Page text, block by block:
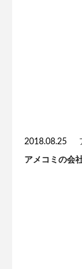
2018.08.25
アメコミの会